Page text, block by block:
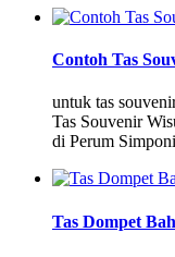
Contoh Tas
untuk tas
Tas Souvenir
di Perum
Tas Dompet